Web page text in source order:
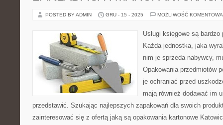
POSTED BY ADMIN GRU - 15 - 2025 MOŻLIWOŚĆ
Usługi księgowe są
Każda jednostka, jaka
nim je sprzeda nabywcy,
Opakowania przedmiotów
je ochraniać przed
mają również dodawać im
przedstawić. Szukając najlepszych zapakowań dla swoich
zainteresować się z ofertą jaką są opakowania kartonowe